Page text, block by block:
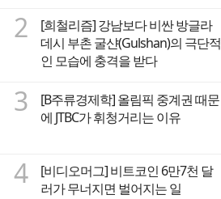
2
[희철리즘] 강남보다 비싼 방글라
데시 부촌 굴샨(Gulshan)의 극단적
인 모습에 충격을 받다
3
[B주류경제학] 올림픽 중계권 때문
에 JTBC가 휘청거리는 이유
4
[비디오머그] 비트코인 6만7천 달
러가 무너지면 벌어지는 일